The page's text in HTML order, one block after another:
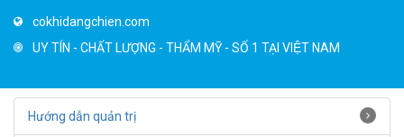
cokhidangchien.com
UY TÍN - CHẤT LƯỢNG - THẨM MỸ - SỐ 1 TẠI VIỆT NAM
Hướng dẫn quản trị